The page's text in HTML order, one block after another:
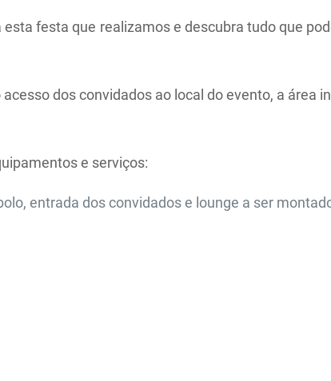
festa que realizamos e descubra tudo que
dos convidados ao local do evento, a área
e serviços:
entrada dos convidados e lounge a ser